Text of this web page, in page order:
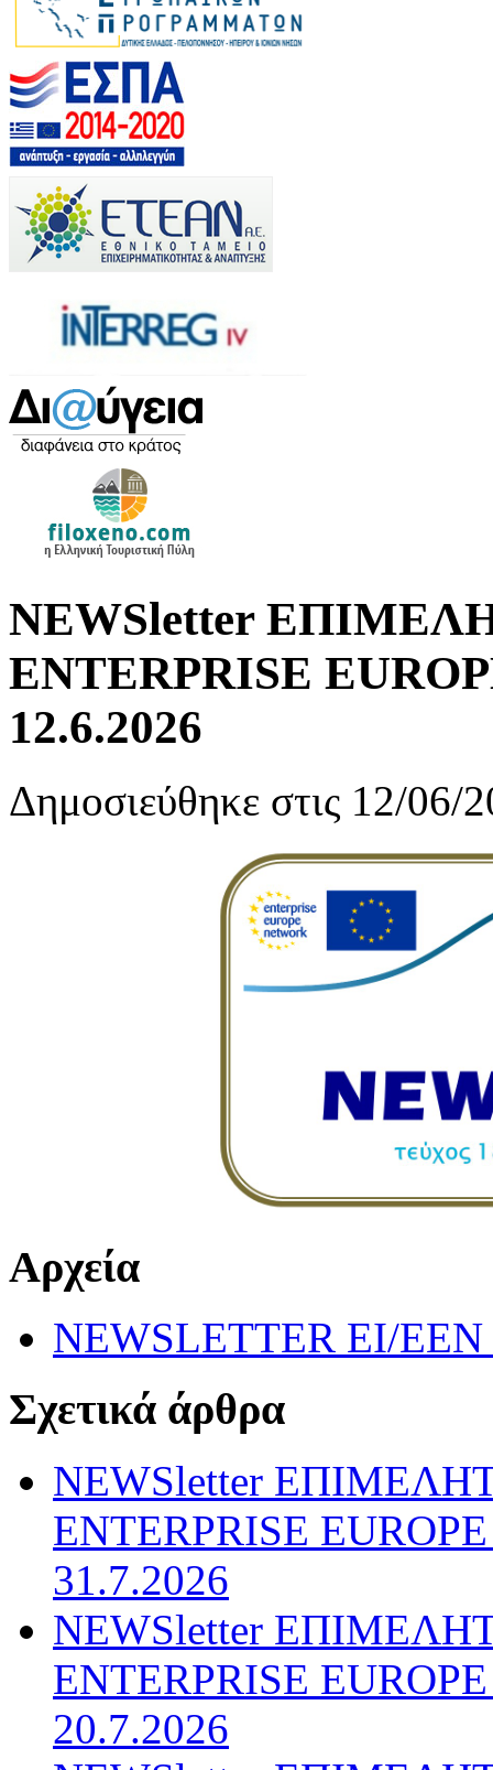
NEWSletter
ENTERPRISE
12.6.2026
Δημοσιεύθηκε στις 12/06/
Αρχεία
NEWSLETTER EI/EEN
Σχετικά άρθρα
NEWSletter
ENTERPRISE
31.7.2026
NEWSletter
ENTERPRISE
20.7.2026